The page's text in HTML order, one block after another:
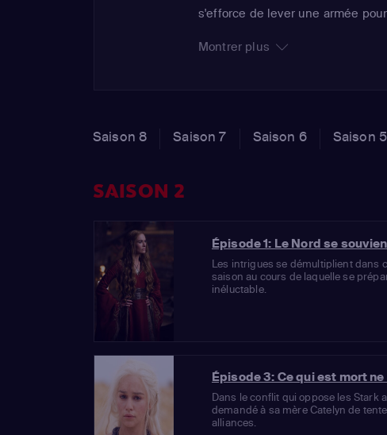
s'efforce de lever une armée
casting impressionnant, se
Montrer plus
Saison 8 Saison 7 Saison 6 Saison 5
SAISON 2
Épisode 1: Le Nord se
Les intrigues se démultiplient dans
saison au cours de laquelle se
inéluctable.
Épisode 3: Ce qui est mort
Dans le conflit qui oppose les Stark
demandé à sa mère Catelyn de
alliances.